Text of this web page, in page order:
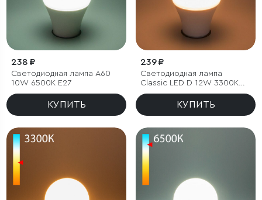
238 ₽
Светодиодная лампа А60
10W 6500K Е27
КУПИТЬ
239 ₽
Светодиодная лампа
Classic LED D 12W 3300K
E27 А60
КУПИТЬ